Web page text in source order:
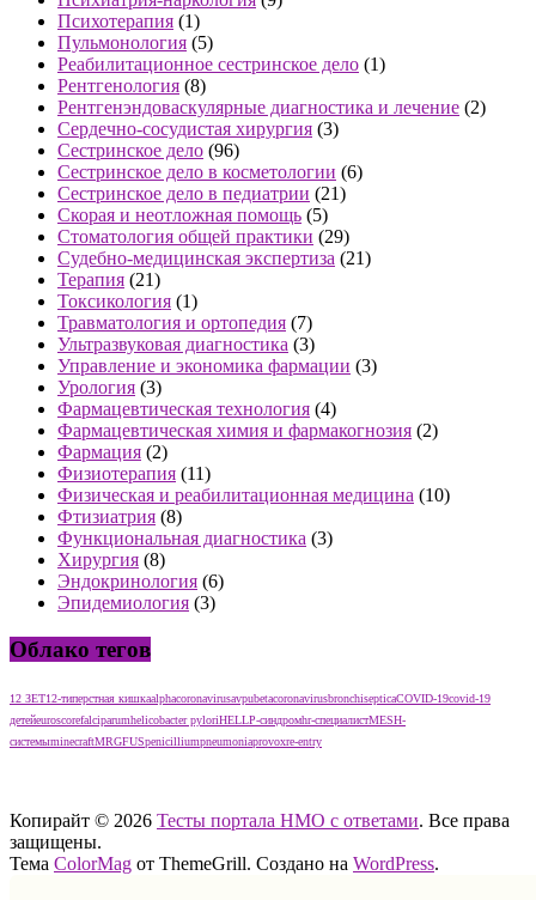
Психотерапия (1)
Пульмонология (5)
Реабилитационное сестринское дело (1)
Рентгенология (8)
Рентгенэндоваскулярные диагностика и лечение (2)
Сердечно-сосудистая хирургия (3)
Сестринское дело (96)
Сестринское дело в косметологии (6)
Сестринское дело в педиатрии (21)
Скорая и неотложная помощь (5)
Стоматология общей практики (29)
Судебно-медицинская экспертиза (21)
Терапия (21)
Токсикология (1)
Травматология и ортопедия (7)
Ультразвуковая диагностика (3)
Управление и экономика фармации (3)
Урология (3)
Фармацевтическая технология (4)
Фармацевтическая химия и фармакогнозия (2)
Фармация (2)
Физиотерапия (11)
Физическая и реабилитационная медицина (10)
Фтизиатрия (8)
Функциональная диагностика (3)
Хирургия (8)
Эндокринология (6)
Эпидемиология (3)
Облако тегов
12 ЗЕТ12-типерстная кишкаalphacoronavirusavpubetacoronavirusbronchisepticaCOVID-19covid-19
детейeuroscorefalciparumhelicobacter pyloriHELLP-синдромhr-специалистMESH-
системыminecraftMRGFUSpenicilliumpneumoniaprovoxre-entry
Копирайт © 2026 Тесты портала НМО с ответами. Все права
защищены.
Тема ColorMag от ThemeGrill. Создано на WordPress.